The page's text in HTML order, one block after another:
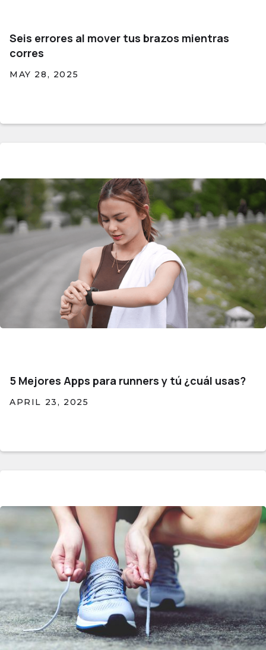
Seis errores al mover tus brazos mientras
corres
MAY 28, 2025
5 Mejores Apps para runners y tú ¿cuál usas?
APRIL 23, 2025